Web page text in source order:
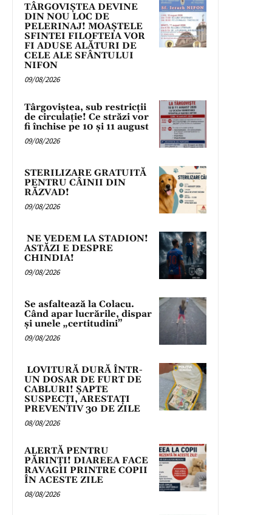
TÂRGOVIȘTEA DEVINE
DIN NOU LOC DE
PELERINAJ! MOAȘTELE
SFINTEI FILOFTEIA VOR
FI ADUSE ALĂTURI DE
CELE ALE SFÂNTULUI
NIFON
09/08/2026
Târgoviștea, sub restricții
de circulație! Ce străzi vor
fi închise pe 10 și 11 august
09/08/2026
STERILIZARE GRATUITĂ
PENTRU CÂINII DIN
RĂZVAD!
09/08/2026
NE VEDEM LA STADION!
ASTĂZI E DESPRE
CHINDIA!
09/08/2026
Se asfaltează la Colacu.
Când apar lucrările, dispar
și unele „certitudini”
09/08/2026
LOVITURĂ DURĂ ÎNTR-
UN DOSAR DE FURT DE
CABLURI! ȘAPTE
SUSPECȚI, ARESTAȚI
PREVENTIV 30 DE ZILE
08/08/2026
ALERTĂ PENTRU
PĂRINȚI! DIAREEA FACE
RAVAGII PRINTRE COPII
ÎN ACESTE ZILE
08/08/2026